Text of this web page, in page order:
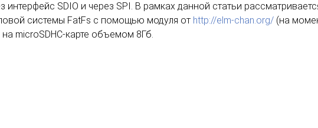
SDIO и через SPI. В рамках данной статьи
системы FatFs с помощью модуля от http://elm-chan.org/ (на
microSDHC-карте объемом 8Гб.